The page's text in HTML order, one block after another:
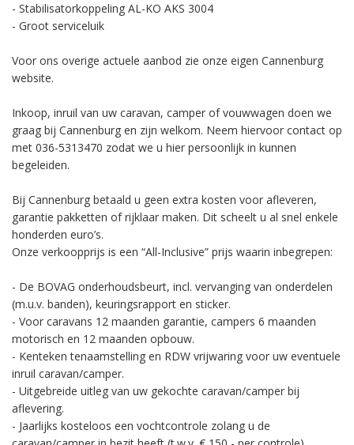
- Stabilisatorkoppeling AL-KO AKS 3004
- Groot serviceluik
Voor ons overige actuele aanbod zie onze eigen Cannenburg
website.
Inkoop, inruil van uw caravan, camper of vouwwagen doen we
graag bij Cannenburg en zijn welkom. Neem hiervoor contact op
met 036-5313470 zodat we u hier persoonlijk in kunnen
begeleiden.
Bij Cannenburg betaald u geen extra kosten voor afleveren,
garantie pakketten of rijklaar maken. Dit scheelt u al snel enkele
honderden euro’s.
Onze verkoopprijs is een “All-Inclusive” prijs waarin inbegrepen:
- De BOVAG onderhoudsbeurt, incl. vervanging van onderdelen
(m.u.v. banden), keuringsrapport en sticker.
- Voor caravans 12 maanden garantie, campers 6 maanden
motorisch en 12 maanden opbouw.
- Kenteken tenaamstelling en RDW vrijwaring voor uw eventuele
inruil caravan/camper.
- Uitgebreide uitleg van uw gekochte caravan/camper bij
aflevering.
- Jaarlijks kosteloos een vochtcontrole zolang u de